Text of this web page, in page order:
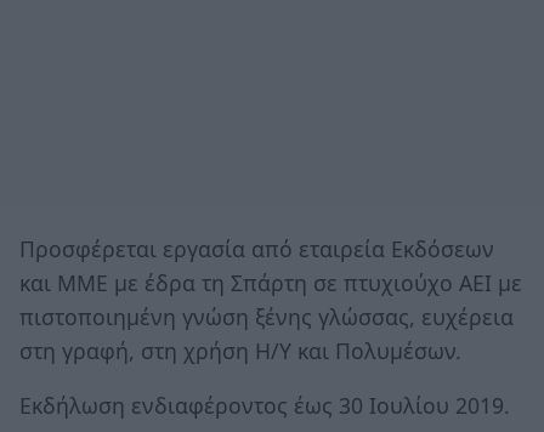
Προσφέρεται εργασία από εταιρεία Εκδόσεων
και ΜΜΕ με έδρα τη Σπάρτη σε πτυχιούχο ΑΕΙ με
πιστοποιημένη γνώση ξένης γλώσσας, ευχέρεια
στη γραφή, στη χρήση Η/Υ και Πολυμέσων.
Εκδήλωση ενδιαφέροντος έως 30 Ιουλίου 2019.